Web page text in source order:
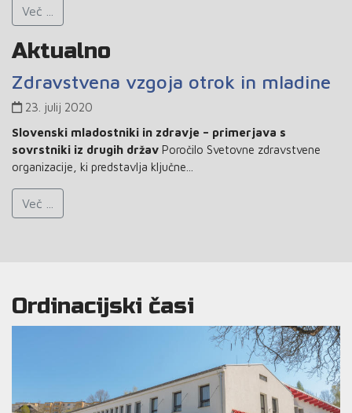
Več ...
Aktualno
Zdravstvena vzgoja otrok in mladine
23. julij 2020
Slovenski mladostniki in zdravje – primerjava s
sovrstniki iz drugih držav Poročilo Svetovne zdravstvene
organizacije, ki predstavlja ključne...
Več ...
Ordinacijski časi